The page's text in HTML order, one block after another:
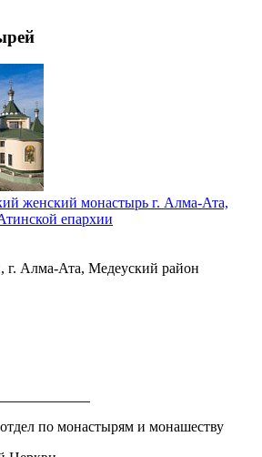
женский монастырь г. Алма-Ата,
епархии
г. Алма-Ата, Медеуский район
по монастырям и монашеству